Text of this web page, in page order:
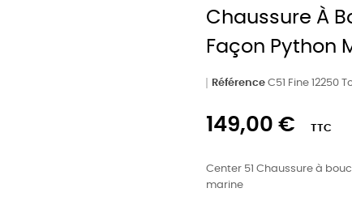
Chaussure À
Façon Python
Référence C51 Fine 12250
149,00 € TTC
Center 51 Chaussure à
marine